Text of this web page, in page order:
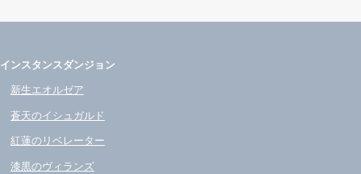
インスタンスダンジョン
新生エオルゼア
蒼天のイシュガルド
紅蓮のリベレーター
漆黒のヴィランズ